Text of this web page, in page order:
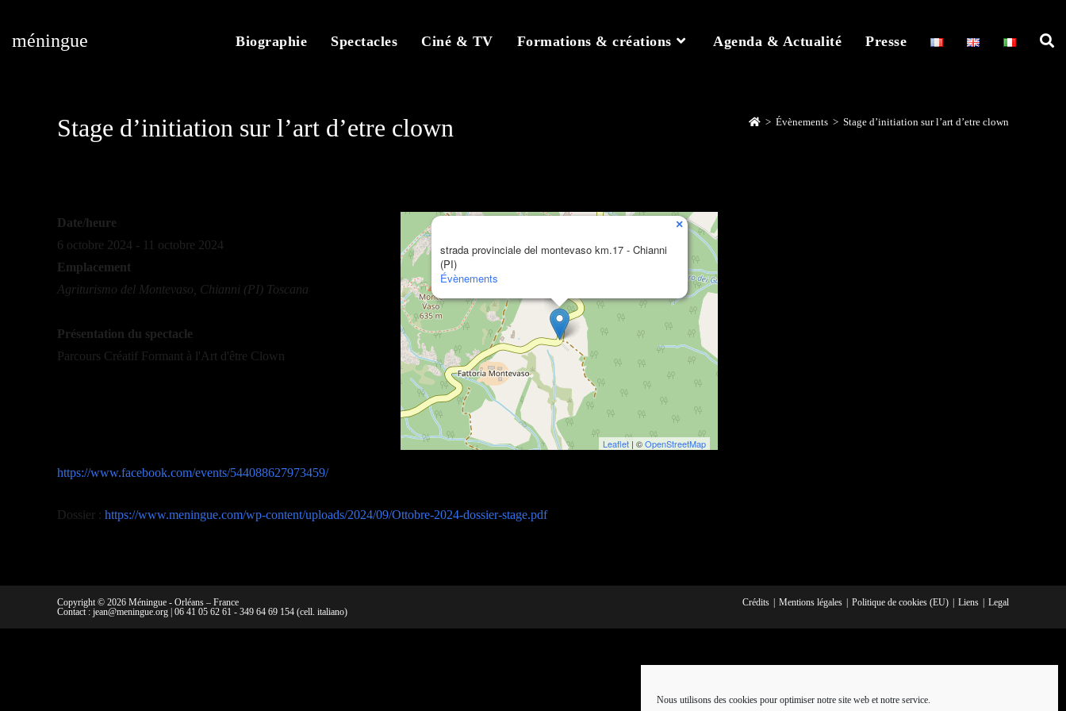
Nous utilisons des cookies pour optimiser notre site web et notre service.
méningue Biographie Spectacles Ciné & TV Formations & créations Agenda & Actualité Presse
Stage d’initiation sur l’art d’etre clown > Évènements > Stage d’initiation sur l’art d’etre clown
strada provinciale del montevaso km.17 - Chianni
(PI)
Évènements
×
Leaflet | ©OpenStreetMap
Date/heure
6 octobre 2024 - 11 octobre 2024
Emplacement
Agriturismo del Montevaso, Chianni (PI) Toscana
Présentation du spectacle
Parcours Créatif Formant à l'Art d'être Clown
https://www.facebook.com/events/544088627973459/
Dossier : https://www.meningue.com/wp-content/uploads/2024/09/Ottobre-2024-dossier-stage.pdf
Crédits Mentions légales Politique de cookies (EU) Liens Legal
Copyright © 2026 Méningue - Orléans – France
Contact : jean@meningue.org 06 41 05 62 61 - 349 64 69 154 (cell. italiano)